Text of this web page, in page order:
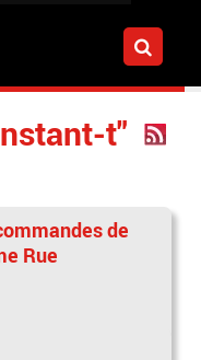
t"
de
Rue